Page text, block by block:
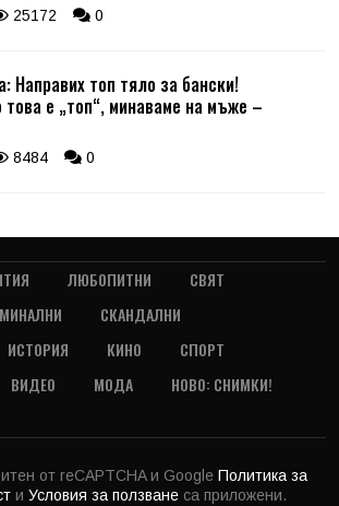
25172 0
Направих топ тяло за бански!
това е „топ“, минаваме на мъже –
8484 0
ЛЮБОПИТНИ
СВЯТ
СКАНДАЛНИ
ИСТОРИЯ КИНО
СПОРТ
ВИДЕО МОДА
НОВО: СНИМКИ!
от reCAPTCHA и Google Политика за
и Условия за ползване са приложени.